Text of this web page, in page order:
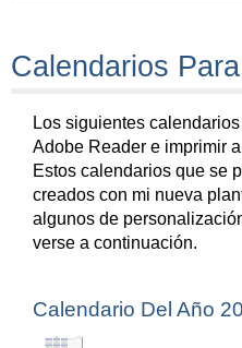
Calendarios
Los siguientes
Adobe Reader e imprimir
Estos calendarios que se
creados con mi nueva
algunos de
verse a continuación.
Calendario Del Año